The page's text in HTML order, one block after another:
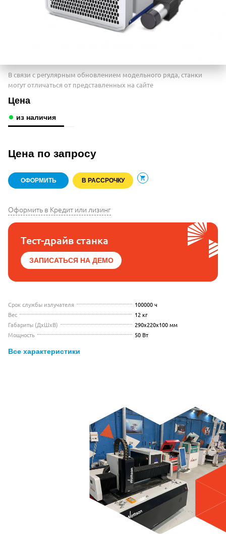
В связи с регулярным обновлением модельного ряда, станки
могут отличаться от представленных на сайте
Срок службы излучателя
100000 ч
Вес
12 кг
Габариты (ДхШхВ)
290х220х100 мм
Мощность
50 Вт
Все характеристики
Цена
из наличия
Цена по запросу
ОФОРМИТЬ В РАССРОЧКУ В корзину
Оформить в Кредит или лизинг
Тест-драйв станка
ЗАПИСАТЬСЯ НА ДЕМО